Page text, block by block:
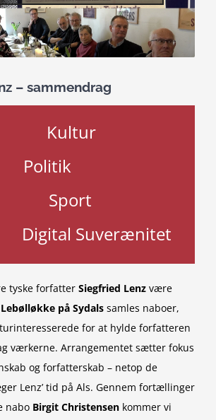
– sammendrag
Kultur
Politik
Sport
Digital Suverænitet
tyske forfatter Siegfried Lenz være
Lebølløkke på Sydals samles naboer,
for at hylde forfatteren
værkerne. Arrangementet sætter fokus
og forfatterskab – netop de
Lenz’ tid på Als. Gennem fortællinger
nabo Birgit Christensen kommer vi